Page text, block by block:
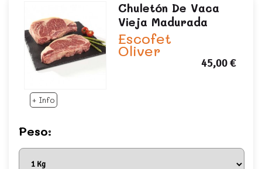
+ Info
Chuletón De Vaca
Vieja Madurada
Escofet
Oliver
45,00 €
Peso: